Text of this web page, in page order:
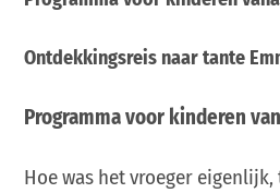
Ontdekkingsreis naar tante
Programma voor kinderen
Hoe was het vroeger